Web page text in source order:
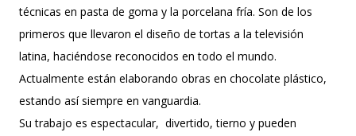
técnicas en pasta de goma y la porcelana fría. Son de los
primeros que llevaron el diseño de tortas a la televisión
latina, haciéndose reconocidos en todo el mundo.
Actualmente están elaborando obras en chocolate plástico,
estando así siempre en vanguardia.
Su trabajo es espectacular, divertido, tierno y pueden